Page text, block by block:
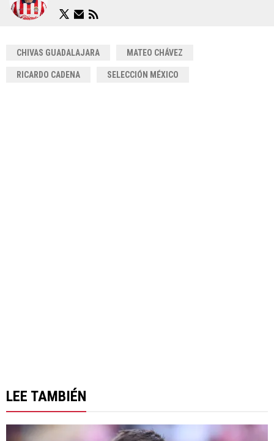
CHIVAS GUADALAJARA MATEO CHÁVEZ
RICARDO CADENA SELECCIÓN MÉXICO
LEE TAMBIÉN